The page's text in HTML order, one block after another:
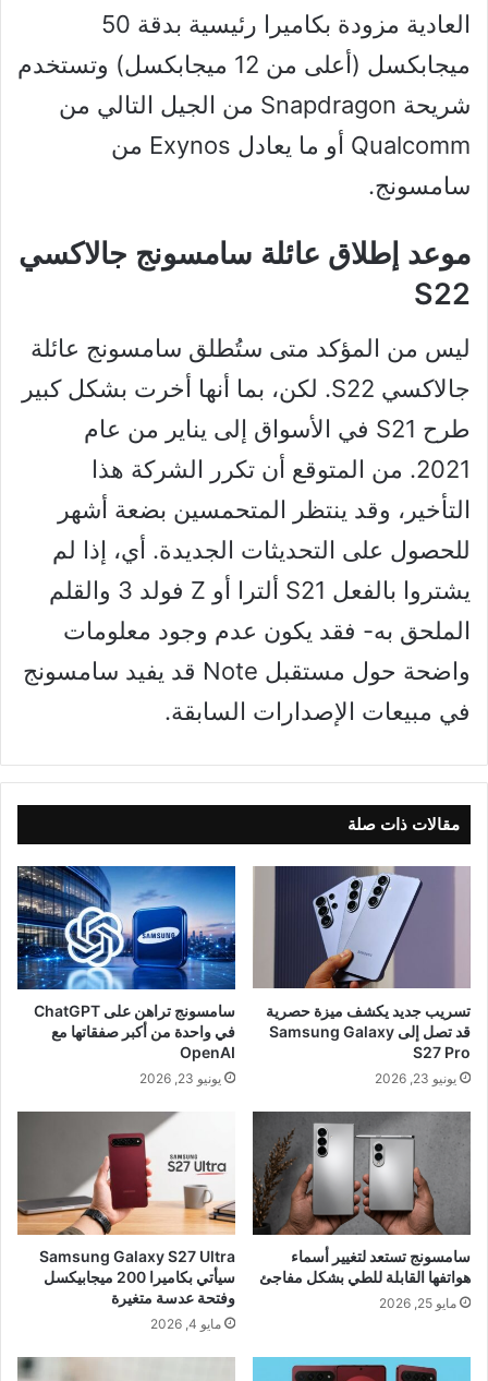
العادية مزودة بكاميرا رئيسية بدقة 50
ميجابكسل (أعلى من 12 ميجابكسل) وتستخدم
شريحة Snapdragon من الجيل التالي من
Qualcomm أو ما يعادل Exynos من
سامسونج.
موعد إطلاق عائلة سامسونج جالاكسي
S22
ليس من المؤكد متى ستُطلق سامسونج عائلة
جالاكسي S22. لكن، بما أنها أخرت بشكل كبير
طرح S21 في الأسواق إلى يناير من عام
2021. من المتوقع أن تكرر الشركة هذا
التأخير، وقد ينتظر المتحمسين بضعة أشهر
للحصول على التحديثات الجديدة. أي، إذا لم
يشتروا بالفعل S21 ألترا أو Z فولد 3 والقلم
الملحق به- فقد يكون عدم وجود معلومات
واضحة حول مستقبل Note قد يفيد سامسونج
في مبيعات الإصدارات السابقة.
مقالات ذات صلة
تسريب جديد يكشف ميزة حصرية
قد تصل إلى Samsung Galaxy
S27 Pro
يونيو 23, 2026
سامسونج تراهن على ChatGPT
في واحدة من أكبر صفقاتها مع
OpenAI
يونيو 23, 2026
سامسونج تستعد لتغيير أسماء
هواتفها القابلة للطي بشكل مفاجئ
مايو 25, 2026
Samsung Galaxy S27 Ultra
سيأتي بكاميرا 200 ميجابيكسل
وفتحة عدسة متغيرة
مايو 4, 2026